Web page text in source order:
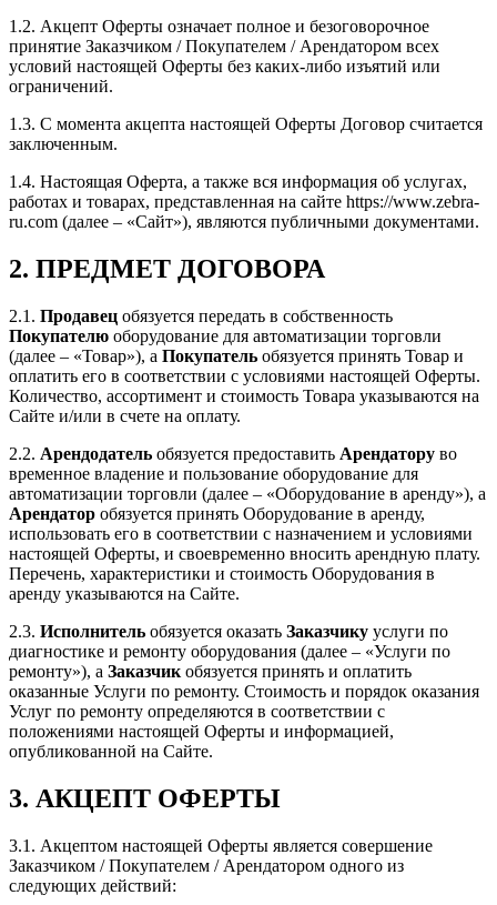
1.2. Акцепт Оферты означает полное и безоговорочное
принятие Заказчиком / Покупателем / Арендатором всех
условий настоящей Оферты без каких-либо изъятий или
ограничений.
1.3. С момента акцепта настоящей Оферты Договор считается
заключенным.
1.4. Настоящая Оферта, а также вся информация об услугах,
работах и товарах, представленная на сайте https://www.zebra-
ru.com (далее – «Сайт»), являются публичными документами.
2. ПРЕДМЕТ ДОГОВОРА
2.1. Продавец обязуется передать в собственность
Покупателю оборудование для автоматизации торговли
(далее – «Товар»), а Покупатель обязуется принять Товар и
оплатить его в соответствии с условиями настоящей Оферты.
Количество, ассортимент и стоимость Товара указываются на
Сайте и/или в счете на оплату.
2.2. Арендодатель обязуется предоставить Арендатору во
временное владение и пользование оборудование для
автоматизации торговли (далее – «Оборудование в аренду»), а
Арендатор обязуется принять Оборудование в аренду,
использовать его в соответствии с назначением и условиями
настоящей Оферты, и своевременно вносить арендную плату.
Перечень, характеристики и стоимость Оборудования в
аренду указываются на Сайте.
2.3. Исполнитель обязуется оказать Заказчику услуги по
диагностике и ремонту оборудования (далее – «Услуги по
ремонту»), а Заказчик обязуется принять и оплатить
оказанные Услуги по ремонту. Стоимость и порядок оказания
Услуг по ремонту определяются в соответствии с
положениями настоящей Оферты и информацией,
опубликованной на Сайте.
3. АКЦЕПТ ОФЕРТЫ
3.1. Акцептом настоящей Оферты является совершение
Заказчиком / Покупателем / Арендатором одного из
следующих действий: